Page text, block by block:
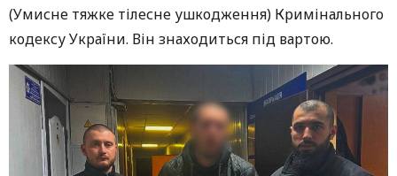
(Умисне тяжке тілесне ушкодження) Кримінального
кодексу України. Він знаходиться під вартою.